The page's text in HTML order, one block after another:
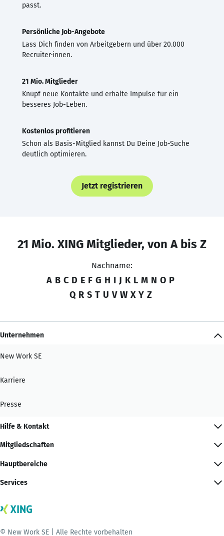
passt.
Persönliche Job-Angebote
Lass Dich finden von Arbeitgebern und über 20.000
Recruiter·innen.
21 Mio. Mitglieder
Knüpf neue Kontakte und erhalte Impulse für ein
besseres Job-Leben.
Kostenlos profitieren
Schon als Basis-Mitglied kannst Du Deine Job-Suche
deutlich optimieren.
Jetzt registrieren
21 Mio. XING Mitglieder, von A bis Z
Nachname:
A B C D E F G H I J K L M N O P
Q R S T U V W X Y Z
Unternehmen
New Work SE
Karriere
Presse
Hilfe & Kontakt
Mitgliedschaften
Hauptbereiche
Services
© New Work SE | Alle Rechte vorbehalten